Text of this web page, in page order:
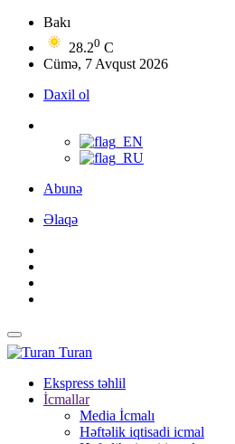
Bakı
28.20 C
Cümə, 7 Avqust 2026
Daxil ol
Abunə
Əlaqə
Turan
Ekspress təhlil
İcmallar
Media İcmalı
Həftəlik iqtisadi icmal